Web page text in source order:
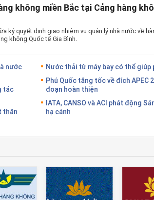
không miền Bắc tại Cảng hàng
ký quyết định giao nhiệm vụ quản lý nhà nước về
không Quốc tế Gia Bình.
nước
tác
thân
Nước thải từ máy bay có thể
Phú Quốc tăng tốc về đích APEC
đoạn hoàn thiện
IATA, CANSO và ACI phát động
hạ cánh